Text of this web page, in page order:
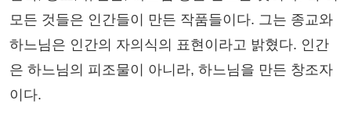
모든 것들은 인간들이 만든 작품들이다. 그는 종교와
하느님은 인간의 자의식의 표현이라고 밝혔다. 인간
은 하느님의 피조물이 아니라, 하느님을 만든 창조자
이다.